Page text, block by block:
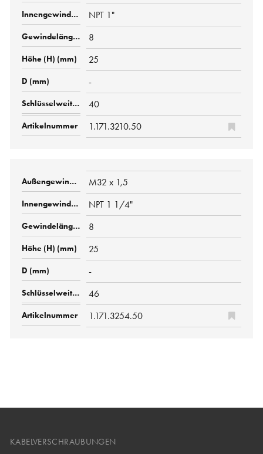
NPT 1"
8
25
-
40
1.171.3210.50
M32 x 1,5
NPT 1 1/4"
8
25
-
46
1.171.3254.50
KABELVERSCHRAUBUNGEN